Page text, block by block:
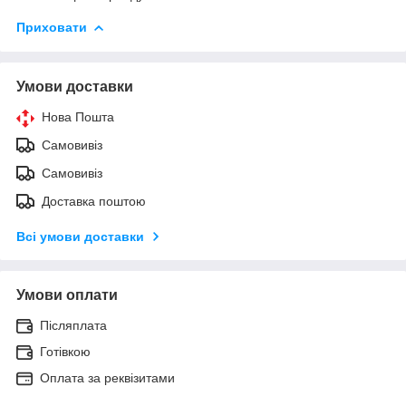
Приховати
Умови доставки
Нова Пошта
Самовивіз
Самовивіз
Доставка поштою
Всі умови доставки
Умови оплати
Післяплата
Готівкою
Оплата за реквізитами